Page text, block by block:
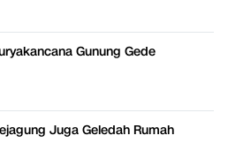
Gunung Gede
Juga Geledah Rumah